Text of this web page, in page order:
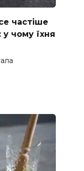
частіше
чому їхня